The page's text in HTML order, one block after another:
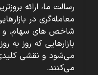
رسالت ما، ارائه
معامله‌گری در
شاخص های سهام، و
بازارهایی که روز به
می‌شود و نقشی کلیدی
می‌کنند.